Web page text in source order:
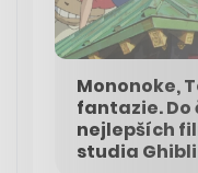
Mononoke,
fantazie. Do
nejlepších
studia Ghibli